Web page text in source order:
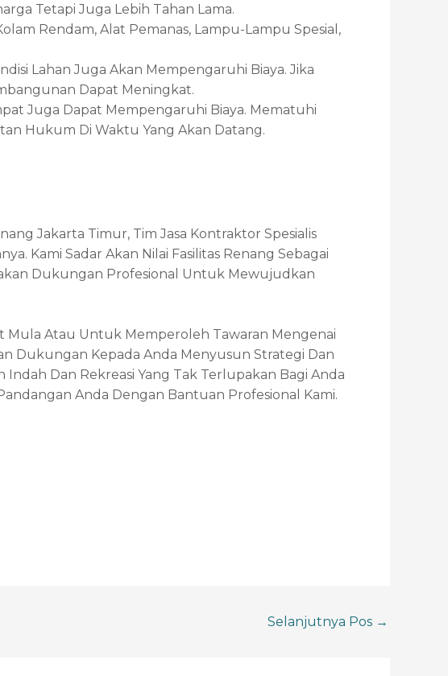
Tetapi Juga Lebih Tahan Lama.
Rendam, Alat Pemanas, Lampu-Lampu Spesial,
Lahan Juga Akan Mempengaruhi Biaya. Jika
Dapat Meningkat.
Juga Dapat Mempengaruhi Biaya. Mematuhi
Hukum Di Waktu Yang Akan Datang.
Jakarta Timur, Tim Jasa Kontraktor Spesialis
Kami Sadar Akan Nilai Fasilitas Renang Sebagai
Dukungan Profesional Untuk Mewujudkan
Atau Untuk Memperoleh Tawaran Mengenai
Dukungan Kepada Anda Menyusun Strategi Dan
Dan Rekreasi Yang Tak Terlupakan Bagi Anda
Anda Dengan Bantuan Profesional Kami.
Selanjutnya Pos →